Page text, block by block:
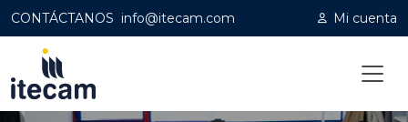
CONTÁCTANOS info@itecam.com Mi cuenta